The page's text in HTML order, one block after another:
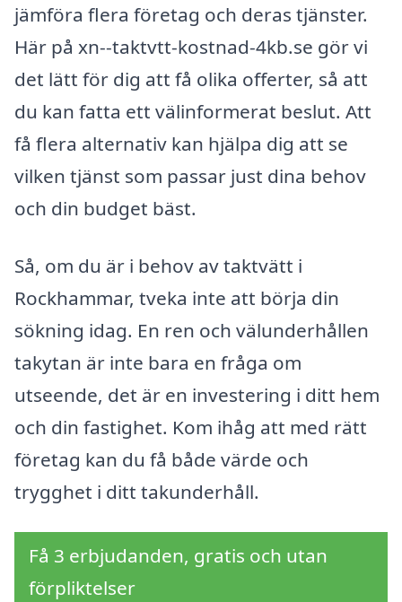
jämföra flera företag och deras tjänster.
Här på xn--taktvtt-kostnad-4kb.se gör vi
det lätt för dig att få olika offerter, så att
du kan fatta ett välinformerat beslut. Att
få flera alternativ kan hjälpa dig att se
vilken tjänst som passar just dina behov
och din budget bäst.
Så, om du är i behov av taktvätt i
Rockhammar, tveka inte att börja din
sökning idag. En ren och välunderhållen
takytan är inte bara en fråga om
utseende, det är en investering i ditt hem
och din fastighet. Kom ihåg att med rätt
företag kan du få både värde och
trygghet i ditt takunderhåll.
Få 3 erbjudanden, gratis och utan
förpliktelser